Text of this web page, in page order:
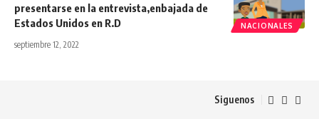
NACIONALES
presentarse en la entrevista,enbajada de
Estados Unidos en R.D
septiembre 12, 2022
Siguenos